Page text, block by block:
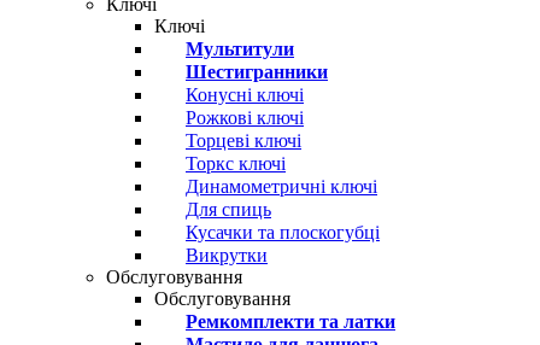
Ключі
Мультитули
Шестигранники
Конусні ключі
Рожкові ключі
Торцеві ключі
Торкс ключі
Динамометричні ключі
Для спиць
Кусачки та плоскогубці
Викрутки
Обслуговування
Обслуговування
Ремкомплекти та латки